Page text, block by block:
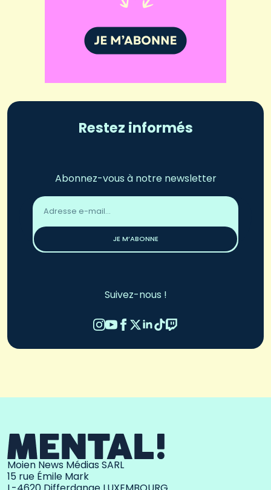
Restez informés
Abonnez-vous à notre newsletter
Adresse
email
JE M’ABONNE
Suivez-nous !
Moien News Médias SARL
15 rue Émile Mark